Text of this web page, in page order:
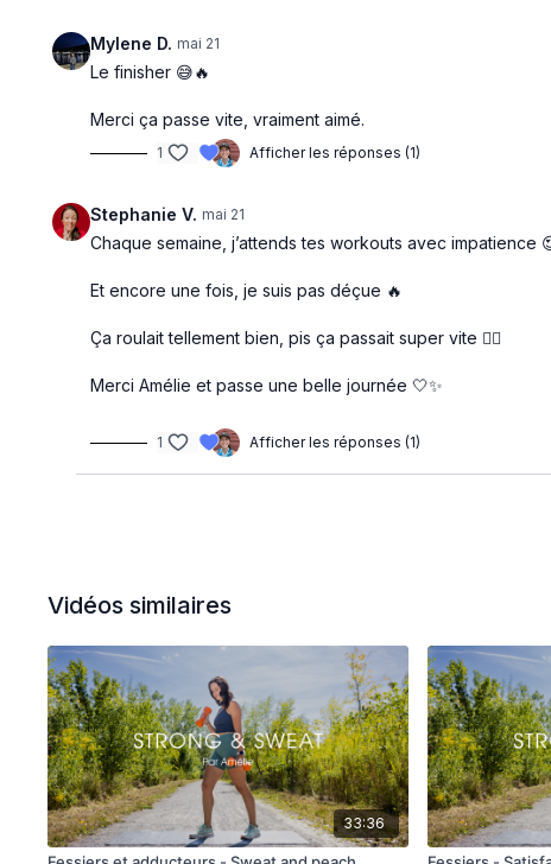
Mylene D. mai 21
Le finisher 😅🔥
Merci ça passe vite, vraiment aimé.
1 Afficher les réponses (1)
Stephanie V. mai 21
Chaque semaine, j’attends tes workouts avec impatience
Et encore une fois, je suis pas déçue 🔥
Ça roulait tellement bien, pis ça passait super vite 😮‍💨
Merci Amélie et passe une belle journée 🤍✨
1 Afficher les réponses (1)
Vidéos similaires
33:36